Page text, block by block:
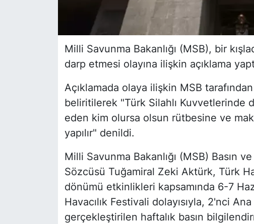
Milli Savunma Bakanlığı (MSB), bir
darp etmesi olayına ilişkin açıklama
Açıklamada olaya ilişkin MSB
beliritilerek "Türk Silahlı Kuvvetlerinde
eden kim olursa olsun rütbesine ve
yapılır" denildi.
Milli Savunma Bakanlığı (MSB) Basın
Sözcüsü Tuğamiral Zeki Aktürk, Türk
dönümü etkinlikleri kapsamında 6-7
Havacılık Festivali dolayısıyla, 2'nci
gerçekleştirilen haftalık basın